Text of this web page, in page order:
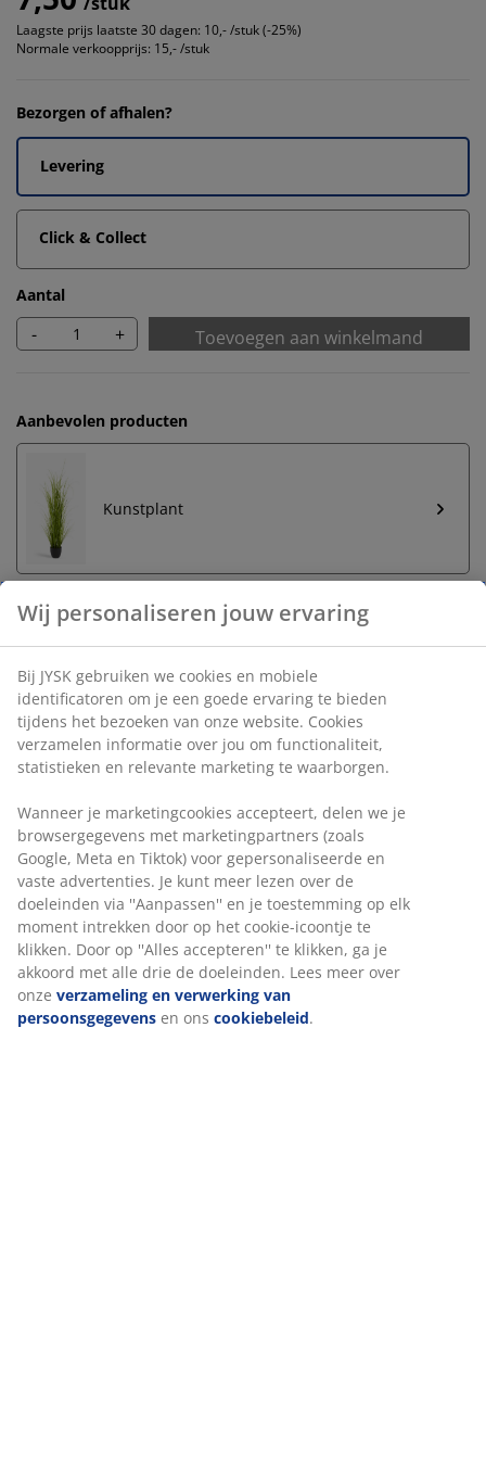
Laagste prijs laatste 30 dagen: 10,- /stuk (-25%)
Normale verkoopprijs: 15,- /stuk
Bezorgen of afhalen?
Levering
Click & Collect
Aantal
- + Toevoegen aan winkelmand
Aanbevolen producten
Kunstplant
Onbeperkt retourneren
Geen tijdslimiet - retourneer in iedere JYSK-winkel
Prijsgarantie
30 dagen prijsgarantie op alle artikelen
Flexibele bezorgopties
Bloembak van duurzaam, vorstbestendig kunststof
(100% gerecycled) in een antracietgrijze kleur. Hij heeft
een geïntegreerd waterreservoir dat plantenverzorging
gemakkelijk maakt. Ø28 x H28 cm
Artikelnummer: 6426081
Wij personaliseren jouw ervaring
Bij JYSK gebruiken we cookies en mobiele
identificatoren om je een goede ervaring te bieden
tijdens het bezoeken van onze website. Cookies
verzamelen informatie over jou om functionaliteit,
statistieken en relevante marketing te waarborgen.
Wanneer je marketingcookies accepteert, delen we je
browsergegevens met marketingpartners (zoals
Google, Meta en Tiktok) voor gepersonaliseerde en
vaste advertenties. Je kunt meer lezen over de
doeleinden via ''Aanpassen'' en je toestemming op elk
moment intrekken door op het cookie-icoontje te
klikken. Door op ''Alles accepteren'' te klikken, ga je
akkoord met alle drie de doeleinden. Lees meer over
onze verzameling en verwerking van
persoonsgegevens en ons cookiebeleid.